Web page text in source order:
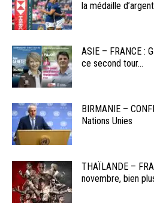
la médaille
ASIE – FRANCE :
ce second tour...
BIRMANIE –
Nations Unies
THAÏLANDE –
novembre, bien